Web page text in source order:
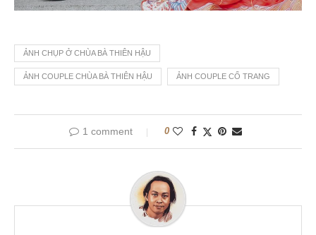
ẢNH CHỤP Ở CHÙA BÀ THIÊN HẬU
ẢNH COUPLE CHÙA BÀ THIÊN HẬU ẢNH COUPLE CỔ TRANG
1 comment 0